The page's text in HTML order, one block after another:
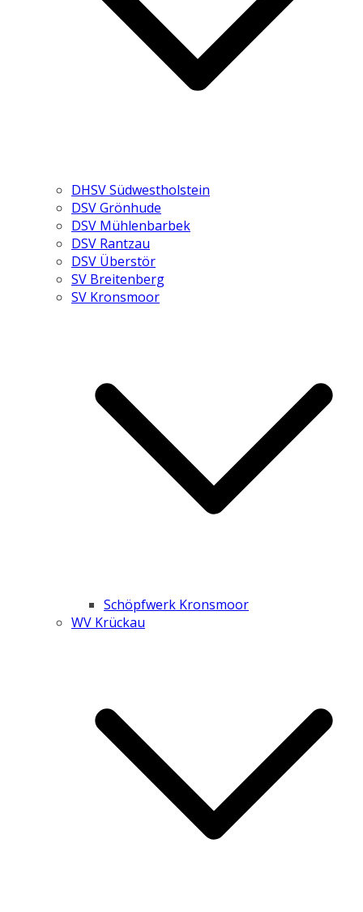
DHSV Südwestholstein
DSV Grönhude
DSV Mühlenbarbek
DSV Rantzau
DSV Überstör
SV Breitenberg
SV Kronsmoor
Schöpfwerk Kronsmoor
WV Krückau